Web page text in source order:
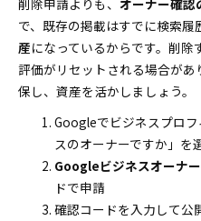
削除申請よりも、 オーナー確認
で、既存の掲載はすでに検索履
産になっているからです。削
評価がリセットされる場合が
保し、資産を活かしましょう。
Googleでビジネスプロ
スのオーナーですか」を
Googleビジネスオーナ
ドで申請
確認コードを入力して公